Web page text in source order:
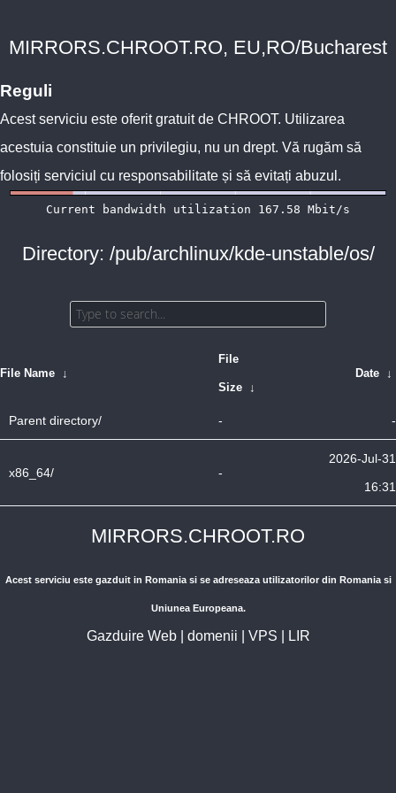
MIRRORS.CHROOT.RO, EU,RO/Bucharest
Reguli
Acest serviciu este oferit gratuit de CHROOT. Utilizarea
acestuia constituie un privilegiu, nu un drept. Vă rugăm să
folosiți serviciul cu responsabilitate și să evitați abuzul.
Directory: /pub/archlinux/kde-unstable/os/
File Name ↓
File
Size ↓
Date ↓
Parent directory/ - -
x86_64/ -
2026-Jul-31
16:31
MIRRORS.CHROOT.RO
Acest serviciu este gazduit in Romania si se adreseaza utilizatorilor din Romania si
Uniunea Europeana.
Gazduire Web| domenii VPS LIR